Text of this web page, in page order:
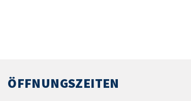
ÖFFNUNGSZEITEN